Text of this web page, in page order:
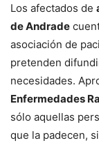
Los afectados de
de Andrade
asociación de
pretenden
necesidades.
Enfermedades
sólo aquellas
que la padecen,